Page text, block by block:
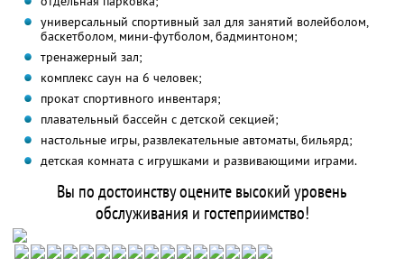
универсальный спортивный зал для занятий волейболом,
баскетболом, мини-футболом, бадминтоном;
тренажерный зал;
комплекс саун на 6 человек;
прокат спортивного инвентаря;
плавательный бассейн с детской секцией;
настольные игры, развлекательные автоматы, бильярд;
детская комната с игрушками и развивающими играми.
Вы по достоинству оцените высокий уровень
обслуживания и гостеприимство!